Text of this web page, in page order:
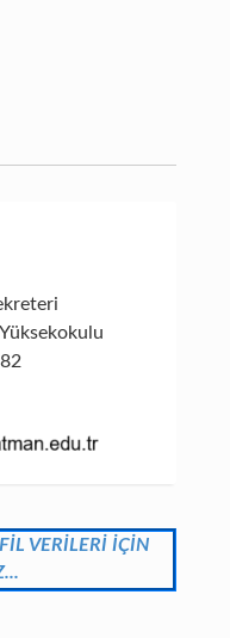
VERİLERİ İÇİN